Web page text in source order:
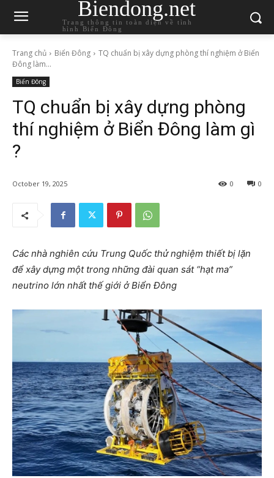
Biendong.net
Trang thông tin toàn diện về tình
hình Biển Đông
Trang chủ Biển Đông
TQ chuẩn bị xây dựng phòng thí nghiệm ở Biển
Đông làm...
Biển Đông
TQ chuẩn bị xây dựng phòng
thí nghiệm ở Biển Đông làm gì
?
October 19, 2025 0
0
Các nhà nghiên cứu Trung Quốc thử nghiệm thiết bị lặn
để xây dựng một trong những đài quan sát “hạt ma”
neutrino lớn nhất thế giới ở Biển Đông